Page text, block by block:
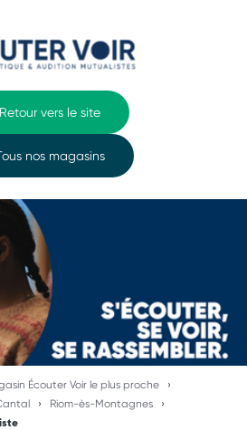
Retour vers le site
nos magasins
Écouter Voir le plus proche
Riom-ès-Montagnes